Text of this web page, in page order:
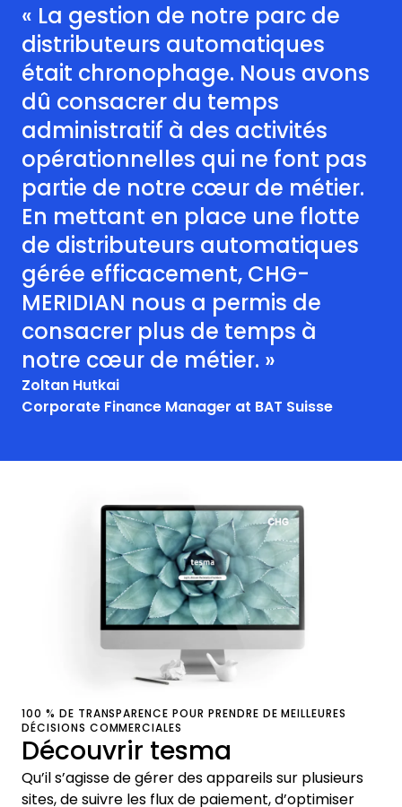
« La gestion de notre parc de
distributeurs automatiques
était chronophage. Nous avons
dû consacrer du temps
administratif à des activités
opérationnelles qui ne font pas
partie de notre cœur de métier.
En mettant en place une flotte
de distributeurs automatiques
gérée efficacement, CHG-
MERIDIAN nous a permis de
consacrer plus de temps à
notre cœur de métier. »
Zoltan Hutkai
Corporate Finance Manager at BAT Suisse
100 % DE TRANSPARENCE POUR PRENDRE DE MEILLEURES
DÉCISIONS COMMERCIALES
Découvrir tesma
Qu’il s’agisse de gérer des appareils sur plusieurs
sites, de suivre les flux de paiement, d’optimiser